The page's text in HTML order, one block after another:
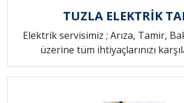
TUZLA ELEKTRİK
Elektrik servisimiz ; Arıza, Tamir,
üzerine tüm ihtiyaçlarınızı